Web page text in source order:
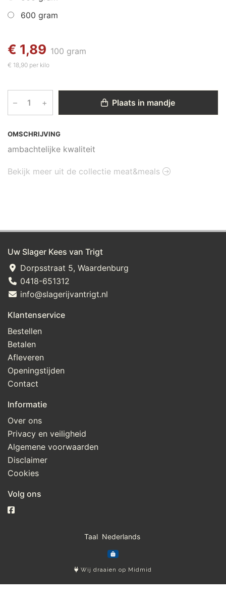
OMSCHRIJVING
ambachtelijke kwaliteit
600 gram
€ 1,89 100 gram
€ 18,90 per kilo
– + Plaats in mandje
Bekijk meer uit de collectie meat&meals
Uw Slager Kees van Trigt
Dorpsstraat 5, Waardenburg
0418-651312
info@slagerijvantrigt.nl
Klantenservice
Bestellen
Betalen
Afleveren
Openingstijden
Contact
Informatie
Over ons
Privacy en veiligheid
Algemene voorwaarden
Disclaimer
Cookies
Volg ons
Taal
Wij draaien op Midmid